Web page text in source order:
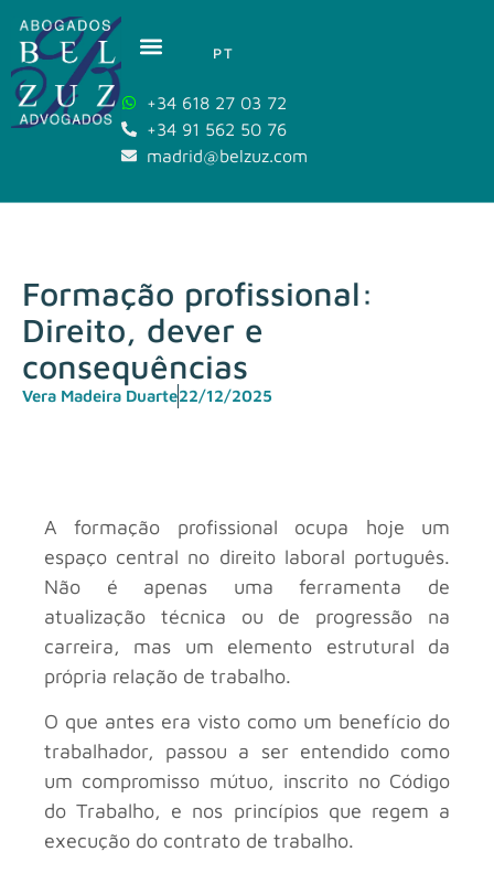
PT
+34 618 27 03 72
+34 91 562 50 76
madrid@belzuz.com
Formação profissional:
Direito, dever e
consequências
Vera Madeira Duarte22/12/2025
A formação profissional ocupa hoje um
espaço central no direito laboral português.
Não é apenas uma ferramenta de
atualização técnica ou de progressão na
carreira, mas um elemento estrutural da
própria relação de trabalho.
O que antes era visto como um benefício do
trabalhador, passou a ser entendido como
um compromisso mútuo, inscrito no Código
do Trabalho, e nos princípios que regem a
execução do contrato de trabalho.